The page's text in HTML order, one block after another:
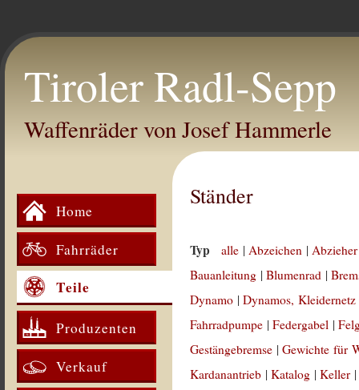
Tiroler Radl-Sepp
Waffenräder von Josef Hammerle
Home
Fahrräder
Teile
Produzenten
Verkauf
Ständer
Typ alle |Abzeichen |
Bauanleitung |Blumenrad |
Dynamo |Dynamos, Kleidernetz
Fahrradpumpe |Federgabel |
Gestängebremse |Gewichte für
Kardanantrieb |Katalog |Keller